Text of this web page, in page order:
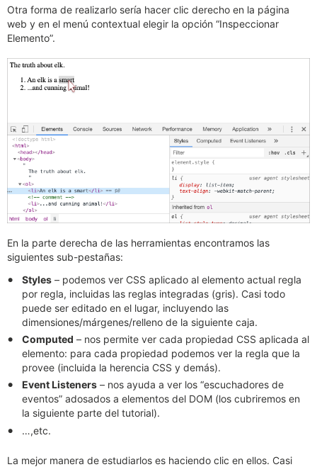
Otra forma de realizarlo sería hacer clic derecho en la página
web y en el menú contextual elegir la opción “Inspeccionar
Elemento”.
En la parte derecha de las herramientas encontramos las
siguientes sub-pestañas:
Styles – podemos ver CSS aplicado al elemento actual regla
por regla, incluidas las reglas integradas (gris). Casi todo
puede ser editado en el lugar, incluyendo las
dimensiones/márgenes/relleno de la siguiente caja.
Computed – nos permite ver cada propiedad CSS aplicada al
elemento: para cada propiedad podemos ver la regla que la
provee (incluida la herencia CSS y demás).
Event Listeners – nos ayuda a ver los “escuchadores de
eventos” adosados a elementos del DOM (los cubriremos en
la siguiente parte del tutorial).
…,etc.
La mejor manera de estudiarlos es haciendo clic en ellos. Casi